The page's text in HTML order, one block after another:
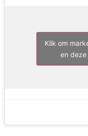
Klik om
en deze